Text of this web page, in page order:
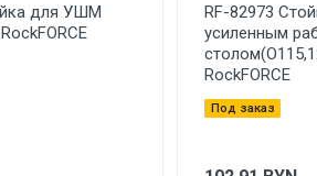
для УШМ
RF-82973
усиленным
RockFORCE
Под заказ